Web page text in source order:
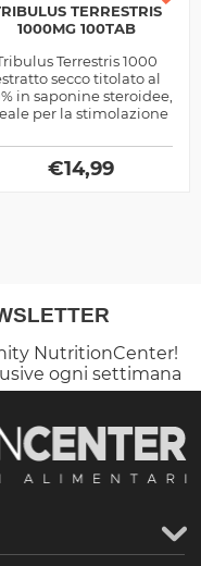
TERRESTRIS
1000MG 100TAB
Terrestris 1000
secco titolato al
in saponine steroidee,
per la stimolazione
endogeno
€14,99
NutritionCenter!
ogni settimana